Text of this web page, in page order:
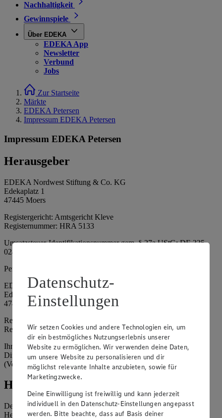
Nachhaltigkeit
Gewinnspiele
Über EDEKA
EDEKA App
Newsletter
Verbund
Jobs
Zur Startseite
Märkte
EDEKA Petersen
Impressum EDEKA Petersen
Impressum EDEKA Petersen
Herausgeber
EDEKA Nordwest Stiftung & Co. KG
Edekaplatz 1
47445 Moers
Registergericht: Amtsgericht Kleve
Registernummer: HRA 5133
Umsatzsteuer-Identifikationsnummer gem. § 27a UStG: DE 335
024 695
Persönlich haftende Gesellschafterin:
EDEKA Nordwest Handelsstiftung e. K.
Edekaplatz 1
47445 Moers
Registergericht: Amtsgericht Kleve
Registernummer: HRA 5132
Ihrerseits vertreten durch: Frank Breuer (Vorstandsvorsitzender),
Dirk Neuhaus (Vorstandsvorsitzender), Peter Wagener
(Vorstandsvorsitzender)
Hinweise
Der Inhalt dieser Website ist urheberrechtlich geschützt. Der
Herausgeber gewährt Ihnen jedoch das Recht, den auf dieser
Datenschutz-
Einstellungen
Wir setzen Cookies und andere Technologien ein, um
dir ein bestmögliches Nutzungserlebnis unserer
Website zu ermöglichen. Wir verwenden deine Daten,
um unsere Website zu personalisieren und dir
möglichst relevante Inhalte anzubieten, sowie für
Marketingzwecke.
Deine Einwilligung ist freiwillig und kann jederzeit
individuell in den Datenschutz-Einstellungen angepasst
werden. Bitte beachte, dass auf Basis deiner